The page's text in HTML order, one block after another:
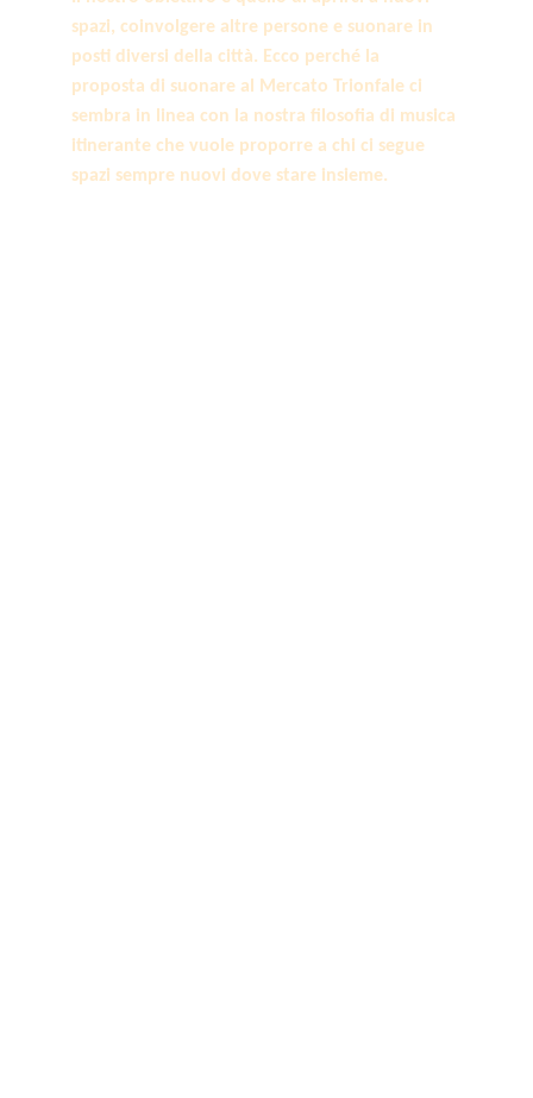
spazi, coinvolgere altre persone e suonare in
posti diversi della città. Ecco perché la
proposta di suonare al Mercato Trionfale ci
sembra in linea con la nostra filosofia di musica
itinerante che vuole proporre a chi ci segue
spazi sempre nuovi dove stare insieme.